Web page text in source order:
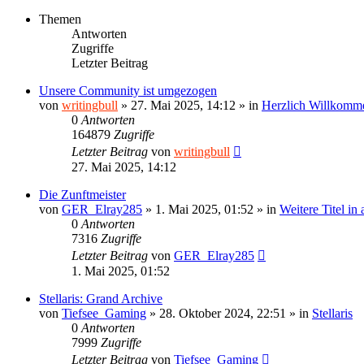
Themen
Antworten
Zugriffe
Letzter Beitrag
Unsere Community ist umgezogen
von writingbull » 27. Mai 2025, 14:12 » in Herzlich
0 Antworten
164879 Zugriffe
Letzter Beitrag von writingbull
27. Mai 2025, 14:12
Die Zunftmeister
von GER_Elray285 » 1. Mai 2025, 01:52 » in Weitere Titel in
0 Antworten
7316 Zugriffe
Letzter Beitrag von GER_Elray285
1. Mai 2025, 01:52
Stellaris: Grand Archive
von Tiefsee_Gaming » 28. Oktober 2024, 22:51 » in Stellaris
0 Antworten
7999 Zugriffe
Letzter Beitrag von Tiefsee_Gaming